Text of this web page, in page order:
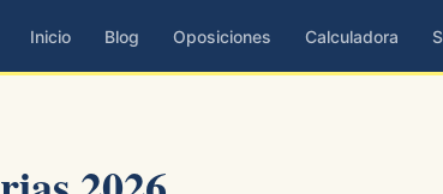
Inicio Blog Oposiciones Calculadora